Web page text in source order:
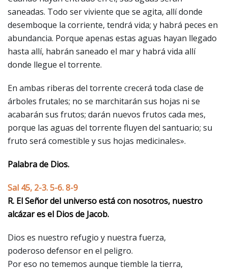
saneadas. Todo ser viviente que se agita, allí donde
desemboque la corriente, tendrá vida; y habrá peces en
abundancia. Porque apenas estas aguas hayan llegado
hasta allí, habrán saneado el mar y habrá vida allí
donde llegue el torrente.
En ambas riberas del torrente crecerá toda clase de
árboles frutales; no se marchitarán sus hojas ni se
acabarán sus frutos; darán nuevos frutos cada mes,
porque las aguas del torrente fluyen del santuario; su
fruto será comestible y sus hojas medicinales».
Palabra de Dios.
Sal 45, 2-3. 5-6. 8-9
R. El Señor del universo está con nosotros, nuestro
alcázar es el Dios de Jacob.
Dios es nuestro refugio y nuestra fuerza,
poderoso defensor en el peligro.
Por eso no tememos aunque tiemble la tierra,